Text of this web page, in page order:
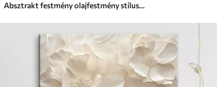
Absztrakt festmény olajfestmény stílusban